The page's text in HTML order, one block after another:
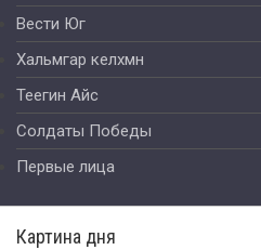
Вести Юг
Хальмгар келхмн
Теегин Айс
Солдаты Победы
Первые лица
Картина дня